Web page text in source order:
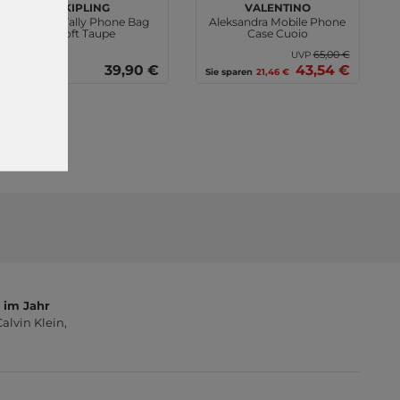
kipling
Classic Tally Phone Bag
Soft Taupe
39,90 €
VALENTINO
Aleksandra Mobile Phone
Case Cuoio
UVP65,00 €
43,54 €
Sie sparen 21,46 €
im Jahr
Klein,